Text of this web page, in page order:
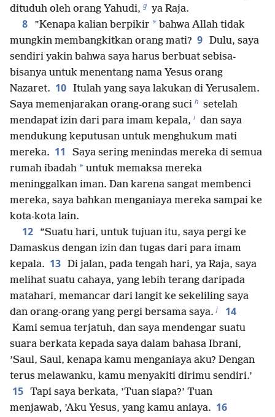
dituduh oleh orang Yahudi, g ya Raja.
8 ”Kenapa kalian berpikir * bahwa Allah tidak
mungkin membangkitkan orang mati? 9 Dulu, saya
sendiri yakin bahwa saya harus berbuat sebisa-
bisanya untuk menentang nama Yesus orang
Nazaret. 10 Itulah yang saya lakukan di Yerusalem.
Saya memenjarakan orang-orang suci h setelah
mendapat izin dari para imam kepala, i dan saya
mendukung keputusan untuk menghukum mati
mereka. 11
Saya sering menindas mereka di semua
rumah ibadah * untuk memaksa mereka
meninggalkan iman. Dan karena sangat membenci
mereka, saya bahkan menganiaya mereka sampai ke
kota-kota lain.
12
”Suatu hari, untuk tujuan itu, saya pergi ke
Damaskus dengan izin dan tugas dari para imam
kepala. 13 Di jalan, pada tengah hari, ya Raja, saya
melihat suatu cahaya, yang lebih terang daripada
matahari, memancar dari langit ke sekeliling saya
dan orang-orang yang pergi bersama saya. j 14
Kami semua terjatuh, dan saya mendengar suatu
suara berkata kepada saya dalam bahasa Ibrani,
’Saul, Saul, kenapa kamu menganiaya aku? Dengan
terus melawanku, kamu menyakiti dirimu sendiri.’
15 Tapi saya berkata, ’Tuan siapa?’ Tuan
menjawab, ’Aku Yesus, yang kamu aniaya. 16